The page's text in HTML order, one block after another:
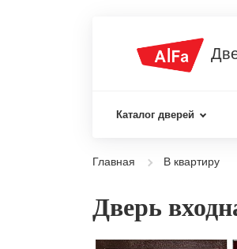
Каталог дверей
Главная В квартиру
Дверь